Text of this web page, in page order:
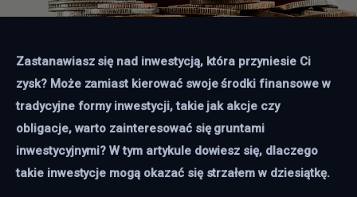
Więcej
Zastanawiasz się nad inwestycją, która przyniesie Ci
zysk? Może zamiast kierować swoje środki finansowe w
tradycyjne formy inwestycji, takie jak akcje czy
obligacje, warto zainteresować się gruntami
inwestycyjnymi? W tym artykule dowiesz się, dlaczego
takie inwestycje mogą okazać się strzałem w dziesiątkę.